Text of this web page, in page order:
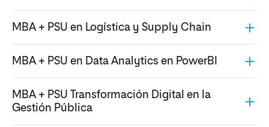
MBA + PSU en Logística y Supply Chain
MBA + PSU en Data Analytics en PowerBI
MBA + PSU Transformación Digital en la
Gestión Pública